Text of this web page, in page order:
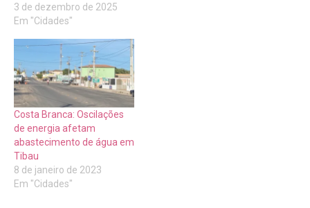
3 de dezembro de 2025
Em "Cidades"
Costa Branca: Oscilações
de energia afetam
abastecimento de água em
Tibau
8 de janeiro de 2023
Em "Cidades"